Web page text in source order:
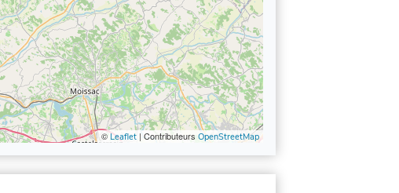
©Leaflet | Contributeurs OpenStreetMap